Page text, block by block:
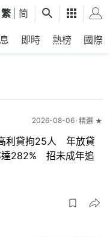
繁 简
即時 熱榜 國際
2026-08-06 精選 ★
利貸拘25人 年放貸
達282% 招未成年追